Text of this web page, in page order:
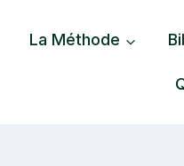
La Méthode